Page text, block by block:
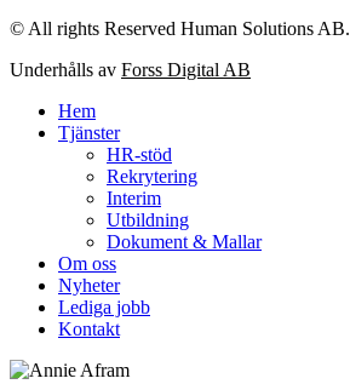
© All rights Reserved Human Solutions AB.
Underhålls av Forss Digital AB
Hem
Tjänster
HR-stöd
Rekrytering
Interim
Utbildning
Dokument & Mallar
Om oss
Nyheter
Lediga jobb
Kontakt